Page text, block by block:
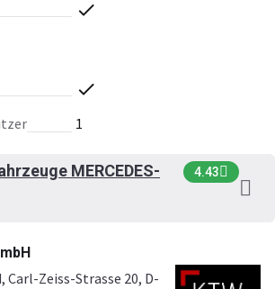
1
MERCEDES-
4.43
, Carl-Zeiss-Strasse 20, D-